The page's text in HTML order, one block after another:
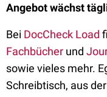
Angebot wächst
Bei DocCheck Load
Fachbücher und
sowie vieles mehr.
Schreibtisch, aus